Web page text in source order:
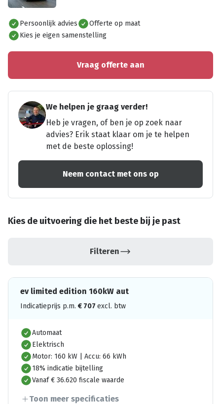
Alles bekijken
Persoonlijk advies
Offerte op maat
Kies je eigen samenstelling
Vraag offerte aan
We helpen je graag verder!
Heb je vragen, of ben je op zoek naar
advies? Erik staat klaar om je te helpen
met de beste oplossing!
Neem contact met ons op
Kies de uitvoering die het beste bij je past
Filteren
ev limited edition 160kW aut
Indicatieprijs p.m. € 707 excl. btw
Automaat
Elektrisch
Motor: 160 kW | Accu: 66 kWh
18% indicatie bijtelling
Vanaf € 36.620 fiscale waarde
Toon meer specificaties